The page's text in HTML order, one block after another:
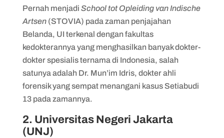
Pernah menjadi School tot Opleiding van Indische
Artsen(STOVIA) pada zaman penjajahan
Belanda, UI terkenal dengan fakultas
kedokterannya yang menghasilkan banyak dokter-
dokter spesialis ternama di Indonesia, salah
satunya adalah Dr. Mun’im Idris, dokter ahli
forensik yang sempat menangani kasus Setiabudi
13 pada zamannya.
2. Universitas Negeri Jakarta
(UNJ)